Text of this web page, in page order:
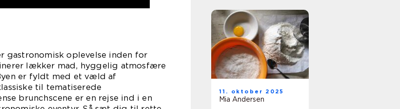
gastronomisk oplevelse inden for
lækker mad, hyggelig atmosfære
er fyldt med et væld af
til tematiserede
brunchscene er en rejse ind i en
11. oktober 2025
Mia Andersen